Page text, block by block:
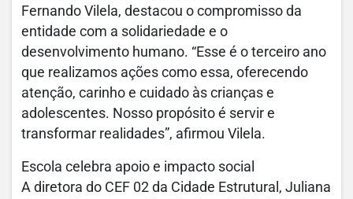
Fernando Vilela, destacou o compromisso da
entidade com a solidariedade e o
desenvolvimento humano. “Esse é o terceiro ano
que realizamos ações como essa, oferecendo
atenção, carinho e cuidado às crianças e
adolescentes. Nosso propósito é servir e
transformar realidades”, afirmou Vilela.
Escola celebra apoio e impacto social
A diretora do CEF 02 da Cidade Estrutural, Juliana